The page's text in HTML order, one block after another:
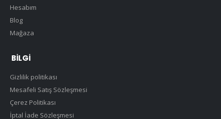
Hesabım
Blog
Mağaza
BILGI
Gizlilik politikası
Mesafeli Satış Sözleşmesi
Çerez Politikası
İptal İade Sözleşmesi